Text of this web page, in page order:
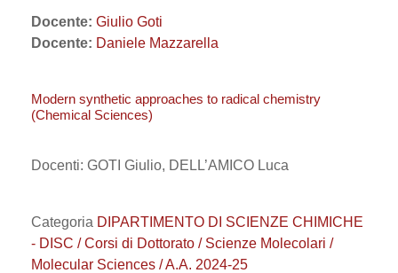
Docente: Giulio Goti
Docente: Daniele Mazzarella
Modern synthetic approaches to radical chemistry
(Chemical Sciences)
Docenti: GOTI Giulio, DELL’AMICO Luca
Categoria DIPARTIMENTO DI SCIENZE CHIMICHE
- DISC / Corsi di Dottorato / Scienze Molecolari /
Molecular Sciences / A.A. 2024-25